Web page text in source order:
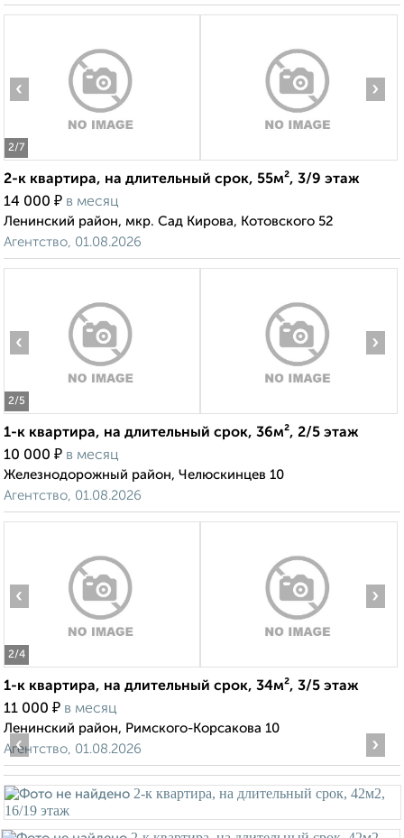
2/7
‹ ›
2-к квартира, на длительный срок, 55м², 3/9 этаж
14 000 ₽ в месяц
Ленинский район, мкр. Сад Кирова, Котовского 52
Агентство, 01.08.2026
2/5
‹ ›
1-к квартира, на длительный срок, 36м², 2/5 этаж
10 000 ₽ в месяц
Железнодорожный район, Челюскинцев 10
Агентство, 01.08.2026
2/4
‹ ›
1-к квартира, на длительный срок, 34м², 3/5 этаж
11 000 ₽ в месяц
Ленинский район, Римского-Корсакова 10
Агентство, 01.08.2026
‹ ›